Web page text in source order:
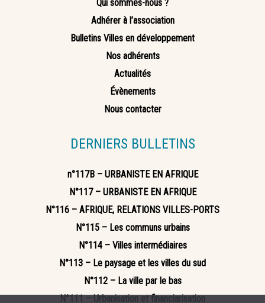
Qui sommes-nous ?
Adhérer à l’association
Bulletins Villes en développement
Nos adhérents
Actualités
Évènements
Nous contacter
DERNIERS BULLETINS
n°117B – URBANISTE EN AFRIQUE
N°117 – URBANISTE EN AFRIQUE
N°116 – AFRIQUE, RELATIONS VILLES-PORTS
N°115 – Les communs urbains
N°114 – Villes intermédiaires
N°113 – Le paysage et les villes du sud
N°112 – La ville par le bas
N°111 – Urbanisation et financiarisation